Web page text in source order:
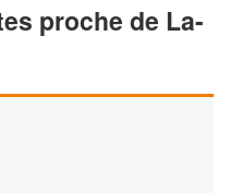
proche de La-